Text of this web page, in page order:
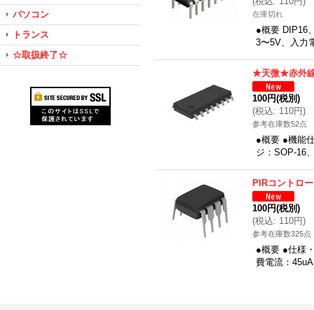
パソコン
トランス
☆取扱終了☆
在庫切れ
●概要 DIP16
3〜5V、入力
★天微★赤外
100円(税別)
(税込: 110円)
参考在庫数52点
●概要 ●機能
ジ：SOP-16
PIRコントロ
100円(税別)
(税込: 110円)
参考在庫数325点
●概要 ●仕様
費電流：